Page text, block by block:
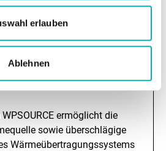
erlauben
Ablehnen
ermöglicht die
sowie überschlägige
Wärmeübertragungssystems